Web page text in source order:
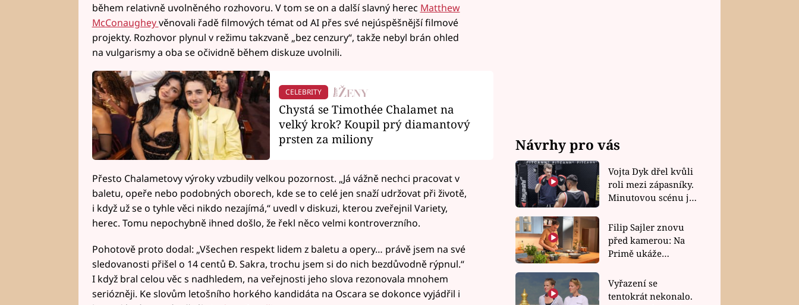
během relativně uvolněného rozhovoru. V tom se on a další slavný herec Matthew
McConaugheyvěnovali řadě filmových témat od AI přes své nejúspěšnější filmové
projekty. Rozhovor plynul v režimu takzvaně „bez cenzury“, takže nebyl brán ohled
na vulgarismy a oba se očividně během diskuze uvolnili.
CELEBRITY
Chystá se Timothée Chalamet na
velký krok? Koupil prý diamantový
prsten za miliony
Přesto Chalametovy výroky vzbudily velkou pozornost. „Já vážně nechci pracovat v
baletu, opeře nebo podobných oborech, kde se to celé jen snaží udržovat při životě,
i když už se o tyhle věci nikdo nezajímá,“ uvedl v diskuzi, kterou zveřejnil Variety,
herec. Tomu nepochybně ihned došlo, že řekl něco velmi kontroverzního.
Pohotově proto dodal: „Všechen respekt lidem z baletu a opery… právě jsem na své
sledovanosti přišel o 14 centů Đ. Sakra, trochu jsem si do nich bezdůvodně rýpnul.“
I když bral celou věc s nadhledem, na veřejnosti jeho slova rezonovala mnohem
seriózněji. Ke slovům letošního horkého kandidáta na Oscara se dokonce vyjádřil i
Návrhy pro vás
Vojta Dyk dřel kvůli
roli mezi zápasníky.
Minutovou scénu jel
Filip Sajler znovu
před kamerou: Na
Primě ukáže
rychlé recepty
Vyřazení se
tentokrát nekonalo.